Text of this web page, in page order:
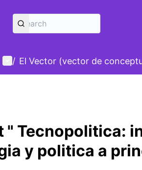
User menu
/ El Vector (vector de
" Tecnopolitica:
y politica a